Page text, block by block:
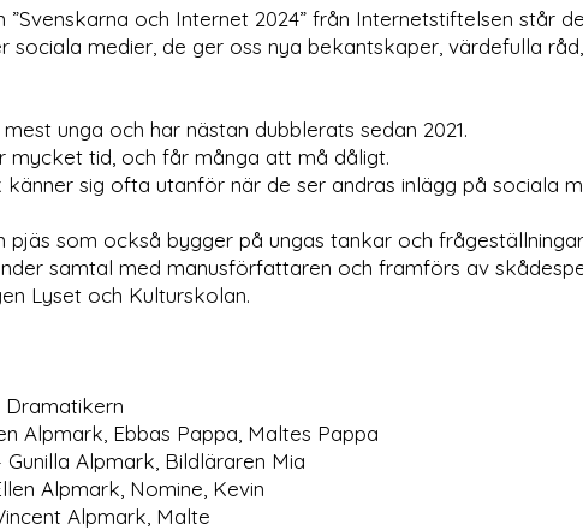
”Svenskarna och Internet 2024” från Internetstiftelsen står
sociala medier, de ger oss nya bekantskaper, värdefulla
unga och har nästan dubblerats sedan 2021.
mycket tid, och får många att må dåligt.
känner sig ofta utanför när de ser andras inlägg på sociala
pjäs som också bygger på ungas tankar och frågeställningar
samtal med manusförfattaren och framförs av
Lyset och Kulturskolan.
Dramatikern
Alpmark, Ebbas Pappa, Maltes Pappa
Alpmark, Bildläraren Mia
Alpmark, Nomine, Kevin
Alpmark, Malte